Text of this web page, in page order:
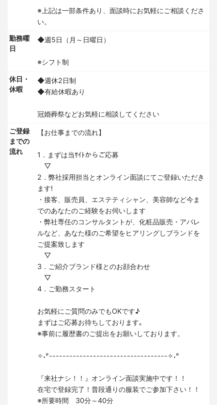
※上記は一部条件あり、面談時にお気軽にご相談くださ
い。
勤務曜
日
◆週5日（月～日曜日）
※シフト制
休日・
休暇
◆週休2日制
◆有給休暇あり
冠婚葬祭などお気軽に相談してください
ご登録
までの
流れ
【お仕事までの流れ】
1．まずは当ｻｲﾄからご応募
▽
2．弊社採用担当とオンライン面談にてご登録いただき
ます!
・接客、販売員、エステティシャン、美容師など今ま
でのあなたのご経験をお伺いします
・弊社専任のコンサルタントが、化粧品販売・アパレ
ルなど、あなた様のご希望をヒアリングしブランドを
ご提案致します
▽
3．ご紹介ブランド様とのお顔合わせ
▽
4．ご勤務スタート
お気軽にご質問のみでもOKです♪
まずはご応募お待ちしております｡
※事前に履歴書のご提出をお願いしております。
✧˖°-----------------------------------✧˖°
『来社ナシ！！』オンライン面談実施中です！！
在宅で登録完了！普段通りの服装でご参加下さい！！
※所要時間 30分～40分